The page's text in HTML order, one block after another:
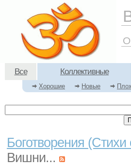
Все Коллективные
Хорошие Новые
Боготворения (Стихи
Вишни...